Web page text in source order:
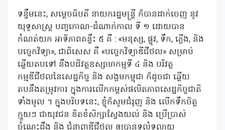
ទន្ទឹមនេះ, សម្តេចធិបតី នាយករដ្ឋមន្រ្តី ក៏បានដាក់ចេញ នូវ
យុទ្ធសាស្រ្ត បញ្ចកោណ-ដំណាក់កាល ទី ១ ដោយបាន
កំណត់យក អាទិភាពគន្លឹះ ៥ គឺ : «មនុស្ស, ផ្លូវ, ទឹក, ភ្លើង, និង
បច្ចេកវិទ្យា», ជាពិសេស គឺ «បច្ចេកវិទ្យាឌីជីថល» សម្រាប់
ឆ្លើយតបទៅ នឹងបដិវត្តឧស្សាហកម្មទី ៤ និង បរិវត្ត
កម្មឌីជីថលនៃសេដ្ឋកិច្ច និង សង្គមកម្ពុជា ក៏ដូចជា ឆ្លើយ
តបនឹងតម្រូវការ ក្នុងការលើកកម្ពស់ផលិតភាពសេដ្ឋកិច្ចជាតិ
ទាំងមូល ។ ក្នុងបរិបទនេះ, ខ្ញុំក៏សូមជំរុញ និង លើកទឹកចិត្ត
ក្មួយៗ ជាយុវជន ខិតខំសិក្សាស្វែងយល់ និង ប្រើប្រាស់
ចំណេះដឹង និង ជំនាញឌីជីថល ឲ្យបានទូលំទូលាយ